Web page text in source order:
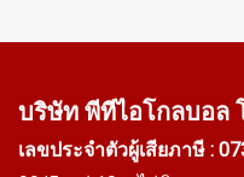
บริษัท พีทีไอโกลบอล
เลขประจำตัวผู้เสียภาษี :